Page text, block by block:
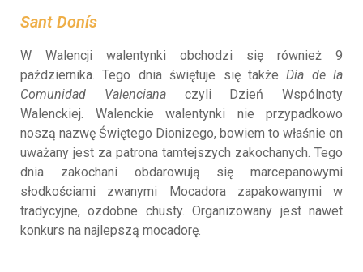
Sant Donís
W Walencji walentynki obchodzi się również 9
października. Tego dnia świętuje się takżeDía de la
Comunidad Valencianaczyli Dzień Wspólnoty
Walenckiej. Walenckie walentynki nie przypadkowo
noszą nazwę Świętego Dionizego, bowiem to właśnie on
uważany jest za patrona tamtejszych zakochanych. Tego
dnia zakochani obdarowują się marcepanowymi
słodkościami zwanymi Mocadora zapakowanymi w
tradycyjne, ozdobne chusty. Organizowany jest nawet
konkurs na najlepszą mocadorę.